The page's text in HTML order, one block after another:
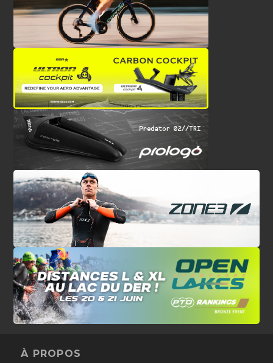
À PROPOS